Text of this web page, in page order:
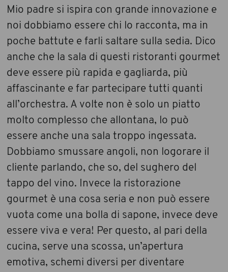
Mio padre si ispira con grande innovazione e
noi dobbiamo essere chi lo racconta, ma in
poche battute e farli saltare sulla sedia. Dico
anche che la sala di questi ristoranti gourmet
deve essere più rapida e gagliarda, più
affascinante e far partecipare tutti quanti
all’orchestra. A volte non è solo un piatto
molto complesso che allontana, lo può
essere anche una sala troppo ingessata.
Dobbiamo smussare angoli, non logorare il
cliente parlando, che so, del sughero del
tappo del vino. Invece la ristorazione
gourmet è una cosa seria e non può essere
vuota come una bolla di sapone, invece deve
essere viva e vera! Per questo, al pari della
cucina, serve una scossa, un’apertura
emotiva, schemi diversi per diventare